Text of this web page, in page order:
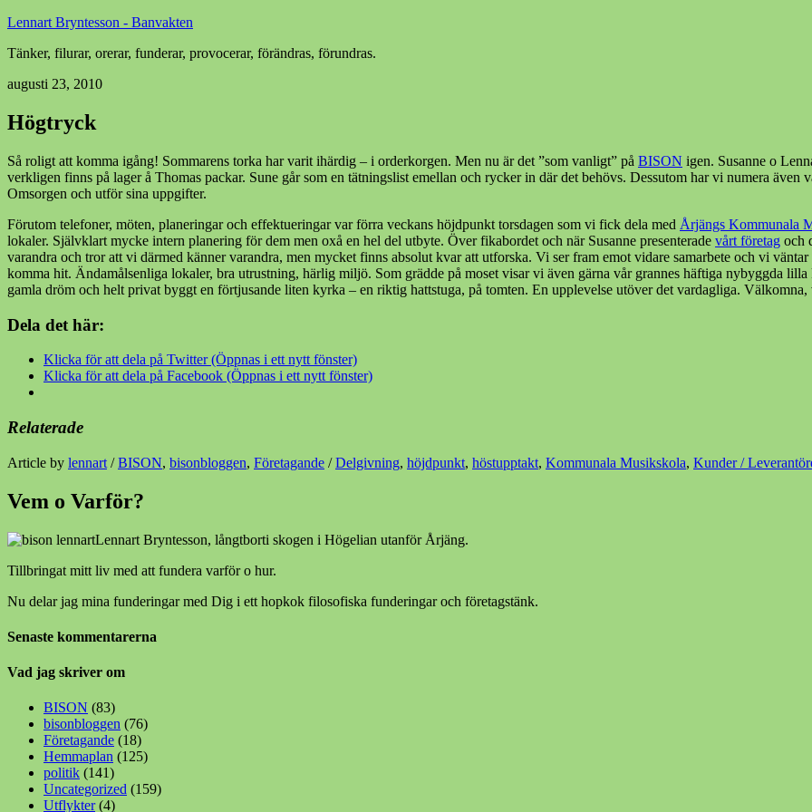
Lennart Bryntesson - Banvakten
Tänker, filurar, orerar, funderar, provocerar, förändras, förundras.
augusti 23, 2010
Högtryck
Så roligt att komma igång! Sommarens torka har varit ihärdig – i orderkorgen. Men nu är det ”som vanligt” på BISON igen. Susanne o
verkligen finns på lager å Thomas packar. Sune går som en tätningslist emellan och rycker in där det behövs. Dessutom har vi numera även
Omsorgen och utför sina uppgifter.
Förutom telefoner, möten, planeringar och effektueringar var förra veckans höjdpunkt torsdagen som vi fick dela med Årjängs Kommunala
lokaler. Självklart mycke intern planering för dem men oxå en hel del utbyte. Över fikabordet och när Susanne presenterade vårt företag och
varandra och tror att vi därmed känner varandra, men mycket finns absolut kvar att utforska. Vi ser fram emot vidare samarbete och vi väntar
komma hit. Ändamålsenliga lokaler, bra utrustning, härlig miljö. Som grädde på moset visar vi även gärna vår grannes häftiga nybyggda lilla
gamla dröm och helt privat byggt en förtjusande liten kyrka – en riktig hattstuga, på tomten. En upplevelse utöver det vardagliga.
Dela det här:
Klicka för att dela på Twitter (Öppnas i ett nytt fönster)
Klicka för att dela på Facebook (Öppnas i ett nytt fönster)
Relaterade
Article by lennart /BISON, bisonbloggen, Företagande /Delgivning, höjdpunkt, höstupptakt, Kommunala Musikskola, Kunder /
Vem o Varför?
Lennart Bryntesson, långtborti skogen i Högelian utanför Årjäng.
Tillbringat mitt liv med att fundera varför o hur.
Nu delar jag mina funderingar med Dig i ett hopkok filosofiska funderingar och företagstänk.
Senaste kommentarerna
Vad jag skriver om
BISON (83)
bisonbloggen (76)
Företagande (18)
Hemmaplan (125)
politik (141)
Uncategorized (159)
Utflykter(4)